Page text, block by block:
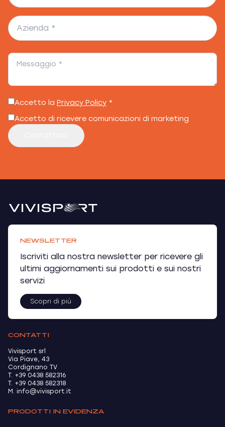
Accetto la Privacy Policy *
Accetto di ricevere comunicazioni di marketing
NEWSLETTER
Iscriviti alla nostra newsletter per ricevere gli
ultimi aggiornamenti sui prodotti e sui nostri
servizi
Scopri di più
CONTATTI
Vivisport srl
Via Piave, 43
Cordignano TV
T. +39 0438 582316
T. +39 0438 582318
M. info@vivisport.it
PRODOTTI IN EVIDENZA